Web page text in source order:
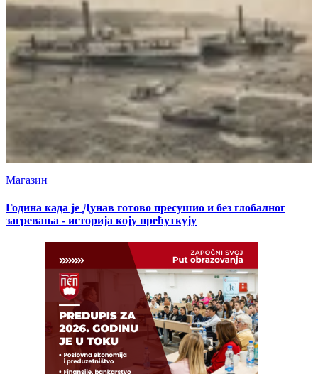
Магазин
Година када је Дунав готово пресушио и без глобалног
загревања - историја коју прећуткују